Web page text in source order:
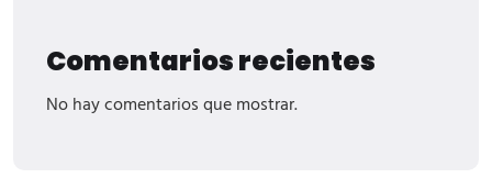
Comentarios recientes
No hay comentarios que mostrar.